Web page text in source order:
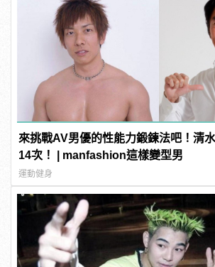
來挑戰AV男優的性能力鍛鍊法吧！清
14次！ | manfashion這樣變型男
運動健身